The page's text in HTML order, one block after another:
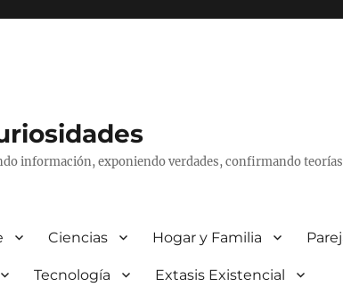
información, exponiendo verdades, confirmando
Ciencias Hogar y Familia
Tecnología Extasis Existencial